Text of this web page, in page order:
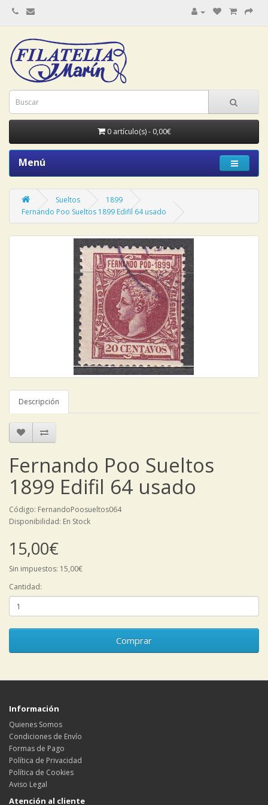
0 artículo(s) - 0,00€
Menú
Sueltos
1899
Fernando Poo Sueltos 1899 Edifil 64 usado
Descripción
Fernando Poo Sueltos
1899 Edifil 64 usado
Código: FernandoPoosueltos064
Disponibilidad: En Stock
15,00€
Sin impuestos: 15,00€
Cantidad:
Comprar
Información
Quienes Somos
Condiciones de Envío
Formas de Pago
Política de Privacidad
Política de Cookies
Aviso Legal
Atención al cliente